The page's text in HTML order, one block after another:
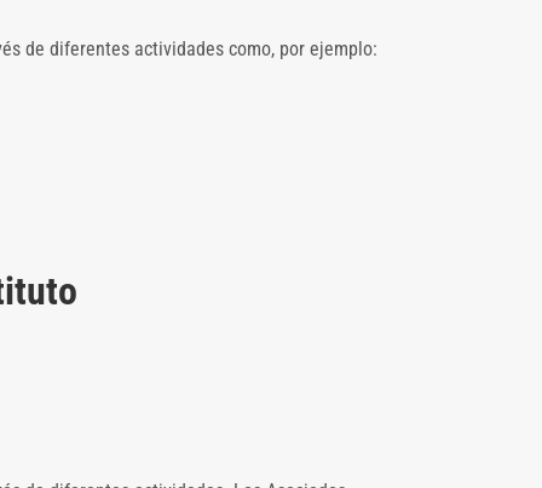
de diferentes actividades como, por ejemplo: